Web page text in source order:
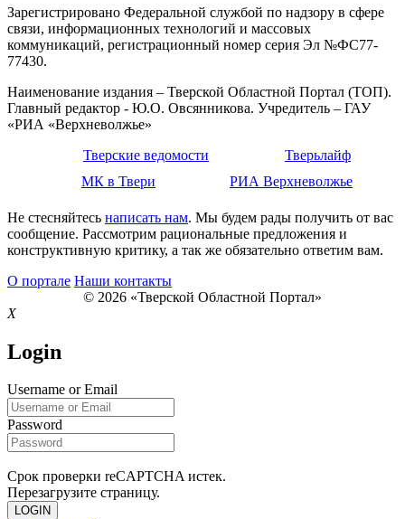
Зарегистрировано Федеральной службой по надзору в сфере
связи, информационных технологий и массовых
коммуникаций, регистрационный номер серия Эл №ФС77-
77430.
Наименование издания – Тверской Областной Портал (ТОП).
Главный редактор - Ю.О. Овсянникова. Учредитель – ГАУ
«РИА «Верхневолжье»
Тверские ведомости
Тверьлайф
МК в Твери
РИА Верхневолжье
Не стесняйтесь написать нам. Мы будем рады получить от вас
сообщение. Рассмотрим рациональные предложения и
конструктивную критику, а так же обязательно ответим вам.
О портале Наши контакты
© 2026 «Тверской Областной Портал»
X
Login
Username or Email
Password
Срок проверки reCAPTCHA истек.
Перезагрузите страницу.
LOGIN